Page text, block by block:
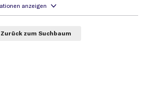
Zurück zum Suchbaum